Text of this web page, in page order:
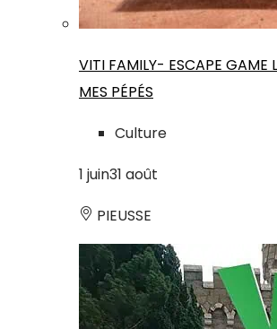
VITI FAMILY- ESCAPE GAME
MES PÉPÉS
Culture
1 juin31 août
PIEUSSE